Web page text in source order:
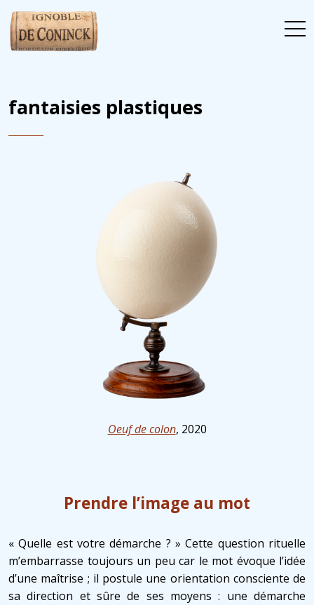
fantaisies plastiques
Oeuf de colon, 2020
Prendre l’image au mot
« Quelle est votre démarche ? » Cette question rituelle
m’embarrasse toujours un peu car le mot évoque l’idée
d’une maîtrise ; il postule une orientation consciente de
sa direction et sûre de ses moyens : une démarche